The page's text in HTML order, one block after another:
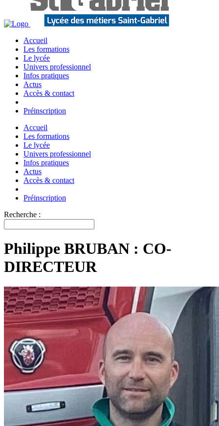
Accueil
Les formations
Le lycée
Univers professionnel
Infos pratiques
Actus
Accès & contact
Préinscription
Accueil
Les formations
Le lycée
Univers professionnel
Infos pratiques
Actus
Accès & contact
Préinscription
Recherche :
Philippe BRUBAN : CO-
DIRECTEUR